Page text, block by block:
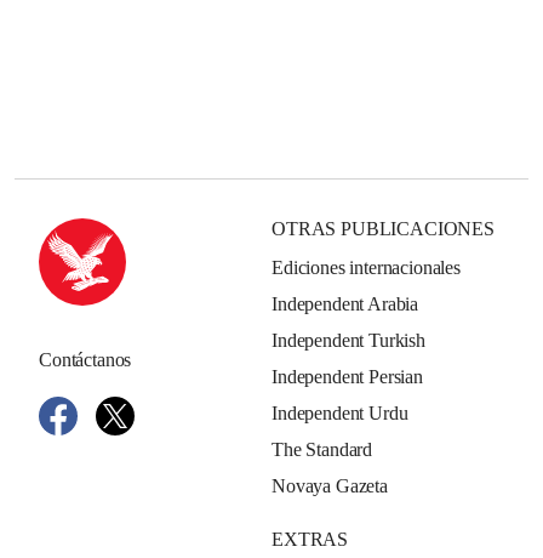
Contáctanos
OTRAS PUBLICACIONES
Ediciones internacionales
Independent Arabia
Independent Turkish
Independent Persian
Independent Urdu
The Standard
Novaya Gazeta
EXTRAS